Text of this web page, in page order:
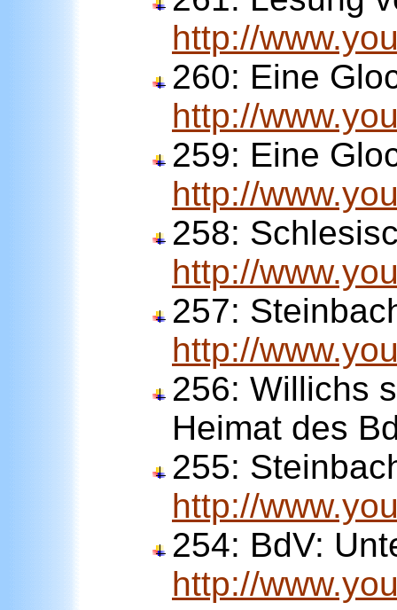
http://
260: Eine
http://
259: Eine
http://
258:
http://
257:
http://
256: Willichs
Heimat des
255:
http://
254: BdV:
http://